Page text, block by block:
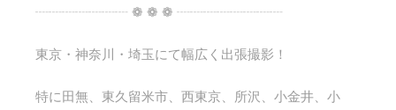
┈┈┈┈┈┈┈ ❁ ❁ ❁ ┈┈┈┈┈┈┈┈
東京・神奈川・埼玉にて幅広く出張撮影！
特に田無、東久留米市、西東京、所沢、小金井、小